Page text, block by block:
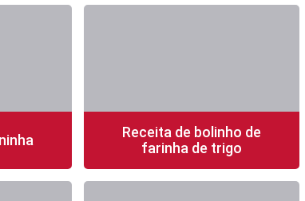
Receita de bolinho de
farinha de trigo
20 min 1 porção